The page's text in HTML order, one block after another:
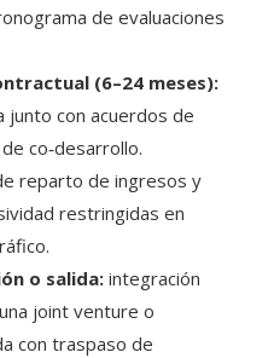
de evaluaciones
(6–24 meses):
junto con acuerdos de
co‑desarrollo.
reparto de ingresos y
restringidas en
o salida: integración
joint venture o
con traspaso de